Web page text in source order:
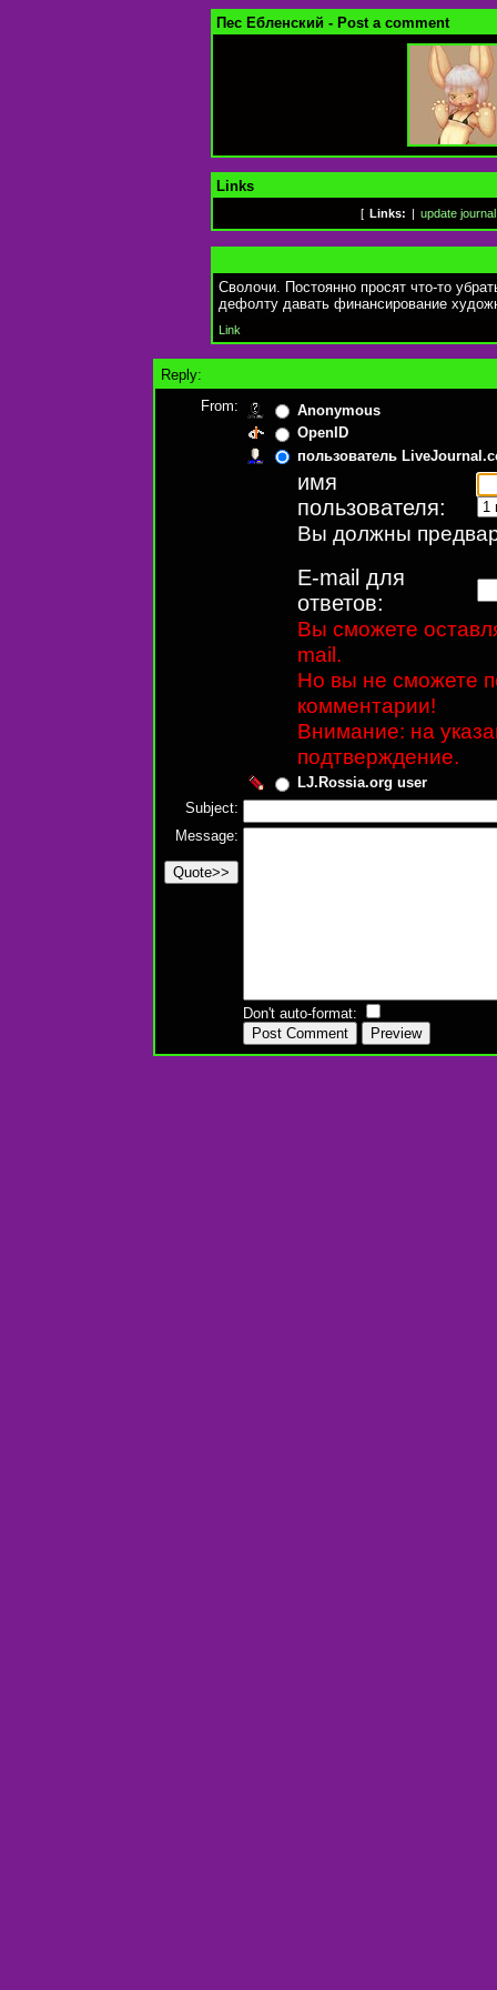
Пес Ебленский - Post a comment
Links
[ Links: update journal
Сволочи. Постоянно просят что-то
дефолту давать финансирование
Link
Reply:
From:
Anonymous
OpenID
пользователь
имя
пользователя:
Вы должны
E-mail для
ответов:
Вы сможете
mail.
Но вы не сможете
комментарии!
Внимание: на
подтверждение.
LJ.Rossia.org user
Subject:
Message:
Don't auto-format: